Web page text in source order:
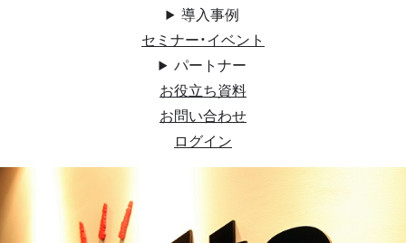
導入事例
セミナー・イベント
パートナー
お役立ち資料
お問い合わせ
ログイン